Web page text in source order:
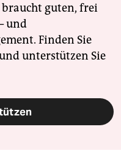
braucht guten, frei
und
Finden Sie
unterstützen Sie